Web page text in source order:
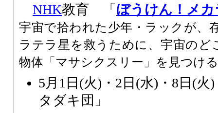
NHK教育 「 ぼうけん！メ
宇宙で拾われた少年・ラックが、
ラテラ星を救うために、宇宙のど
物体「マサシクスリー」を見つけ
5月1日(火)・2日(水)・8日(
タダキ団」